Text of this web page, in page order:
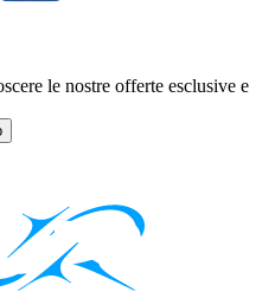
le nostre offerte esclusive e